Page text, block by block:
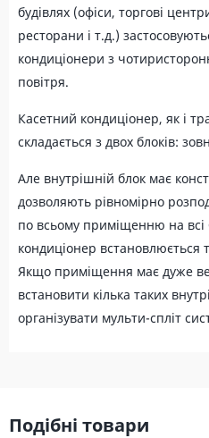
будівлях (офіси, торгові
ресторани і т.д.)
кондиціонери з
повітря.
Касетний кондиціонер, як і
складається з двох блоків:
Але внутрішній блок має
дозволяють рівномірно
по всьому приміщенню на всі
кондиціонер встановлюється
Якщо приміщення має дуже
встановити кілька таких
організувати мульти-спліт
Подібні товари